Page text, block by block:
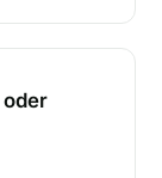
verkaufen?